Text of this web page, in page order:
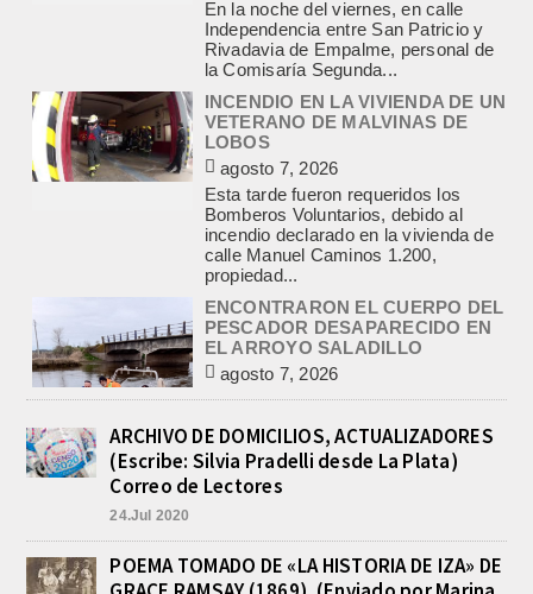
INCENDIO EN LA VIVIENDA DE UN
VETERANO DE MALVINAS DE
LOBOS
agosto 7, 2026
Esta tarde fueron requeridos los
Bomberos Voluntarios, debido al
incendio declarado en la vivienda de
calle Manuel Caminos 1.200,
propiedad...
ENCONTRARON EL CUERPO DEL
PESCADOR DESAPARECIDO EN
EL ARROYO SALADILLO
agosto 7, 2026
Un helicóptero que participaba de la
búsqueda, encontró hoy el cuerpo sin
vida de la persona que se buscaba
en...
BASQUET, CADETES. ATHLETIC
JUEGA EL FEDERAL TRAS UN
TRIUNFO NOTABLE ANTE
GIMNASIA
agosto 8, 2026
Athletic, se metió entre los mejores 4
de la FEBAMBA y disputa el...
ARCHIVO DE DOMICILIOS, ACTUALIZADORES
(Escribe: Silvia Pradelli desde La Plata)
Correo de Lectores
24.Jul 2020
POEMA TOMADO DE «LA HISTORIA DE IZA» DE